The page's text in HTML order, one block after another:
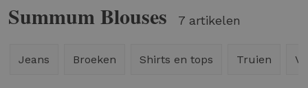
Summum Blouses 7 artikelen
Jeans Broeken Shirts en tops Truien